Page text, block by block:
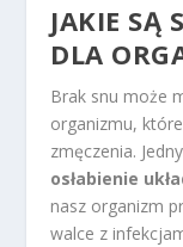
JAKIE SĄ
DLA
Brak snu może
organizmu,
zmęczenia.
osłabienie
nasz organizm
walce z